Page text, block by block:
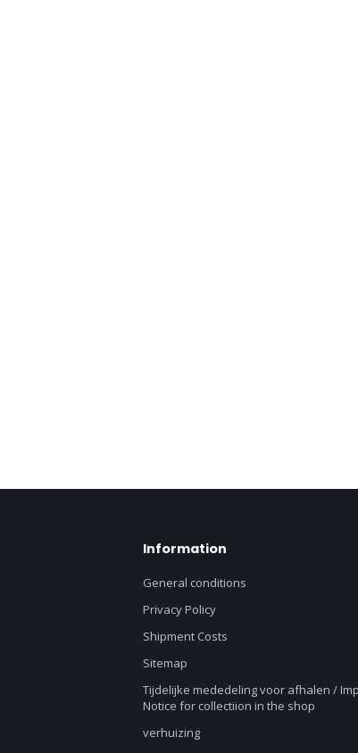
Information
General conditions
Privacy Policy
Shipment Costs
Sitemap
Tijdelijke mededeling voor afhalen /
Notice for collectiion in the shop
verhuizing